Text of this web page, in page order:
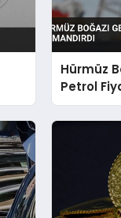
Hürmüz
Petrol